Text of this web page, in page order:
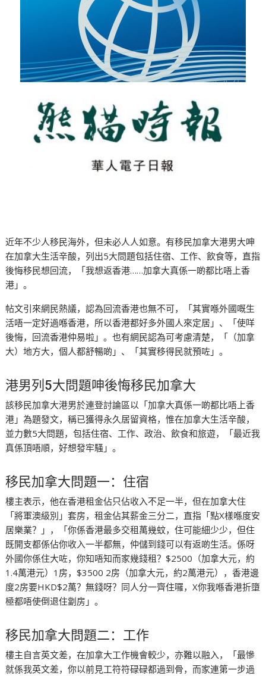
近年不少人移民海外，但未必人人如意。有移民加拿大港男大呻
在加拿大生活辛酸，列出5大問題包括住宿、工作、飲食等，直指
後悔移民想回流，「我想返香港……加拿大真係一啲都比唔上香
港」。
帖文引來網民熱議，認為回流香港也無不可，「其實喺外國嘅生
活唔一定好過喺香港，所以香港都好多外國人來定居」、「使咩
後悔，回流香港仲易啦」。也有網民認為可考慮清楚，「（加拿
大）地方大，個人都舒暢啲」、「其實移得民就預咗」。
港男列5大問題呻後悔移民加拿大
該移民加拿大港男於連登討論區以「加拿大真係一啲都比唔上香
港」為題發文，稱已獲得永久居留資格，惟在加拿大生活辛酸，
並力數5大問題，包括住宿、工作、政治、飲食和旅遊，「最近我
真係頂唔順，好想發牢騷」。
移民加拿大問題一：住宿
樓主表示，他在香港租金佔只佔收入不足一半，但在加拿大住
「將軍澳級別」套房，租金佔其薪金三分二，直指「點X樣喺度安
居樂業？」，「你係香港最多交租萬幾蚊，住可能細少少，但住
既開支都係佔你收入一半都無，仲儲到錢可以有返啲生活。係呀
外國你係住大咗，你知唔知而家幾錢租？$2500（加拿大元，約
1.4萬港元）1房，$3500 2房（加拿大元，約2萬港元），香港邊
度2房要HKD$2萬？無錢呀？同人分一齊住囉，X你我喺香港折墮
極都唔使倒退住劏房」。
移民加拿大問題二：工作
樓主自言英文差，在加拿大工作機會較少，亦難以融入，「最慘
就係我英文差，你以前見工符符碌碌都過到骨，而家連第一步過